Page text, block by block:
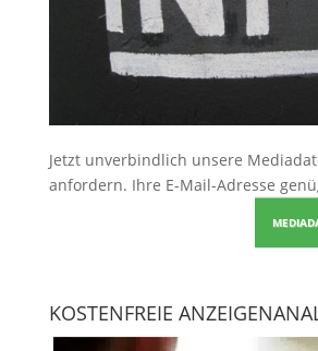
Jetzt unverbindlich unsere
anfordern. Ihre E-Mail-Adresse
KOSTENFREIE